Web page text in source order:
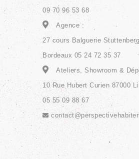
09 70 96 53 68
Agence :
27 cours Balguerie
Bordeaux 05 24 72 35 37
Ateliers, Showroom &
10 Rue Hubert Curien 87000
05 55 09 88 67